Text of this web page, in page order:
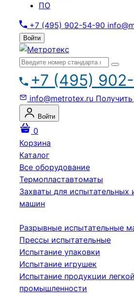
ПО
+7 (495) 902-54-90
Войти
+7 (495)
info@metrotex.ru
Войти
0
Корзина
Каталог
Все оборудование
Термопластавтоматы
Захваты для испытательных
машин
Разрывные испытательные
Прессы испытательные
Испытание упаковки
Испытание игрушек
Испытание продукции легкой
промышленности